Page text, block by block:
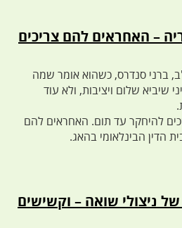
– האחראים להם צריכים
ברני סנדרס, כשהוא אומר שמה
שיביא שלום ויציבות, ולא עוד
להיחקר עד תום. האחראים להם
הדין הבינלאומי בהאג.
ניצולי שואה – וקשישים